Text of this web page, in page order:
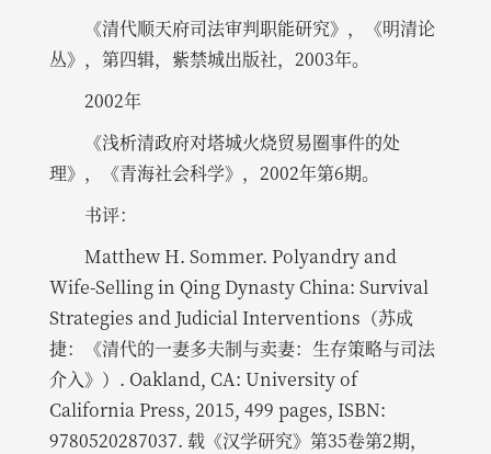
《清代顺天府司法审判职能研究》，《明清论
丛》，第四辑，紫禁城出版社，2003年。
2002年
《浅析清政府对塔城火烧贸易圈事件的处
理》，《青海社会科学》，2002年第6期。
书评：
Matthew H. Sommer. Polyandry and
Wife-Selling in Qing Dynasty China: Survival
Strategies and Judicial Interventions（苏成
捷：《清代的一妻多夫制与卖妻：生存策略与司法
介入》）. Oakland, CA: University of
California Press, 2015, 499 pages, ISBN:
9780520287037. 载《汉学研究》第35卷第2期，